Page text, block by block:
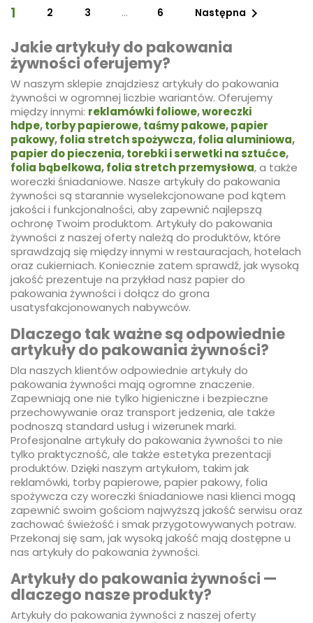
1 2 3 … 6 Następna 
Jakie artykuły do pakowania
żywności oferujemy?
W naszym sklepie znajdziesz artykuły do pakowania
żywności w ogromnej liczbie wariantów. Oferujemy
między innymi: reklamówki foliowe,woreczki
hdpe,torby papierowe,taśmy pakowe,papier
pakowy,folia stretch spożywcza,folia aluminiowa,
papier do pieczenia,torebki i serwetki na sztućce,
folia bąbelkowa,folia stretch przemysłowa, a także
woreczki śniadaniowe. Nasze artykuły do pakowania
żywności są starannie wyselekcjonowane pod kątem
jakości i funkcjonalności, aby zapewnić najlepszą
ochronę Twoim produktom. Artykuły do pakowania
żywności z naszej oferty należą do produktów, które
sprawdzają się między innymi w restauracjach, hotelach
oraz cukierniach. Koniecznie zatem sprawdź, jak wysoką
jakość prezentuje na przykład nasz papier do
pakowania żywności i dołącz do grona
usatysfakcjonowanych nabywców.
Dlaczego tak ważne są odpowiednie
artykuły do pakowania żywności?
Dla naszych klientów odpowiednie artykuły do
pakowania żywności mają ogromne znaczenie.
Zapewniają one nie tylko higieniczne i bezpieczne
przechowywanie oraz transport jedzenia, ale także
podnoszą standard usług i wizerunek marki.
Profesjonalne artykuły do pakowania żywności to nie
tylko praktyczność, ale także estetyka prezentacji
produktów. Dzięki naszym artykułom, takim jak
reklamówki, torby papierowe, papier pakowy, folia
spożywcza czy woreczki śniadaniowe nasi klienci mogą
zapewnić swoim gościom najwyższą jakość serwisu oraz
zachować świeżość i smak przygotowywanych potraw.
Przekonaj się sam, jak wysoką jakość mają dostępne u
nas artykuły do pakowania żywności.
Artykuły do pakowania żywności —
dlaczego nasze produkty?
Artykuły do pakowania żywności z naszej oferty